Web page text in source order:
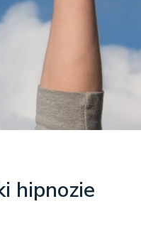
hipnozie